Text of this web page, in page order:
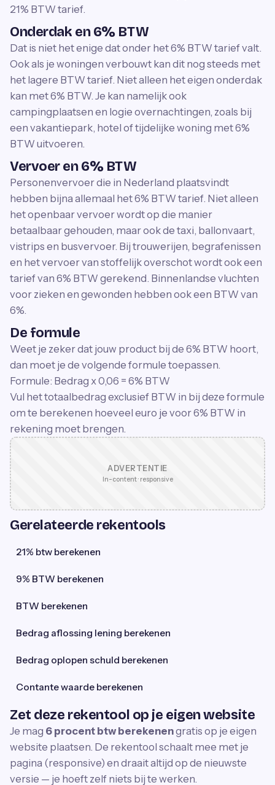
21% BTW tarief.
Onderdak en 6% BTW
Dat is niet het enige dat onder het 6% BTW tarief valt.
Ook als je woningen verbouwt kan dit nog steeds met
het lagere BTW tarief. Niet alleen het eigen onderdak
kan met 6% BTW. Je kan namelijk ook
campingplaatsen en logie overnachtingen, zoals bij
een vakantiepark, hotel of tijdelijke woning met 6%
BTW uitvoeren.
Vervoer en 6% BTW
Personenvervoer die in Nederland plaatsvindt
hebben bijna allemaal het 6% BTW tarief. Niet alleen
het openbaar vervoer wordt op die manier
betaalbaar gehouden, maar ook de taxi, ballonvaart,
vistrips en busvervoer. Bij trouwerijen, begrafenissen
en het vervoer van stoffelijk overschot wordt ook een
tarief van 6% BTW gerekend. Binnenlandse vluchten
voor zieken en gewonden hebben ook een BTW van
6%.
De formule
Weet je zeker dat jouw product bij de 6% BTW hoort,
dan moet je de volgende formule toepassen.
Formule: Bedrag x 0,06 = 6% BTW
Vul het totaalbedrag exclusief BTW in bij deze formule
om te berekenen hoeveel euro je voor 6% BTW in
rekening moet brengen.
ADVERTENTIE
In-content · responsive
Gerelateerde rekentools
21% btw berekenen
9% BTW berekenen
BTW berekenen
Bedrag aflossing lening berekenen
Bedrag oplopen schuld berekenen
Contante waarde berekenen
Zet deze rekentool op je eigen website
Je mag 6 procent btw berekenengratis op je eigen
website plaatsen. De rekentool schaalt mee met je
pagina (responsive) en draait altijd op de nieuwste
versie — je hoeft zelf niets bij te werken.